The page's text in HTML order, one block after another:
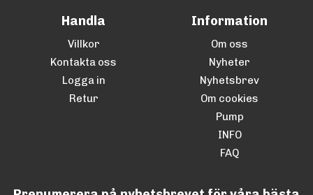
Handla
Villkor
Kontakta oss
Logga in
Retur
Information
Om oss
Nyheter
Nyhetsbrev
Om cookies
Pump
INFO
FAQ